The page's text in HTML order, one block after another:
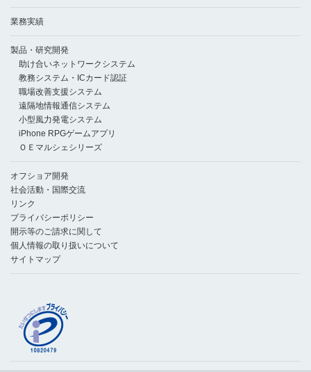
業務実績
製品・研究開発
助け合いネットワークシステム
教務システム・ICカード認証
職場改善支援システム
遠隔地情報通信システム
小型風力発電システム
iPhone RPGゲームアプリ
ＯＥマルシェシリーズ
オフショア開発
社会活動・国際交流
リンク
プライバシーポリシー
開示等のご請求に関して
個人情報の取り扱いについて
サイトマップ